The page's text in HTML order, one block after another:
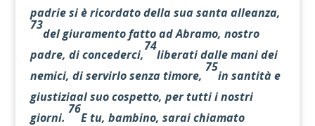
padrie si è ricordato della sua santa alleanza,
73
del giuramento fatto ad Abramo, nostro
padre, di concederci,
74
liberati dalle mani dei
nemici, di servirlo senza timore,
75
in santità e
giustiziaal suo cospetto, per tutti i nostri
giorni.
76
E tu, bambino, sarai chiamato